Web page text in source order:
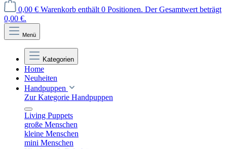
0,00 € Warenkorb enthält 0 Positionen. Der Gesamtwert beträgt
0,00 €.
Menü
Kategorien
Home
Neuheiten
Handpuppen
Zur Kategorie Handpuppen
Living Puppets
große Menschen
kleine Menschen
mini Menschen